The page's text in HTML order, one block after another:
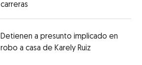
carreras
Detienen a presunto implicado en
robo a casa de Karely Ruiz